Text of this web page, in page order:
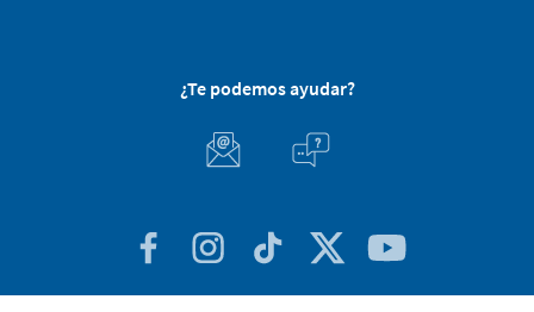
¿Te podemos ayudar?